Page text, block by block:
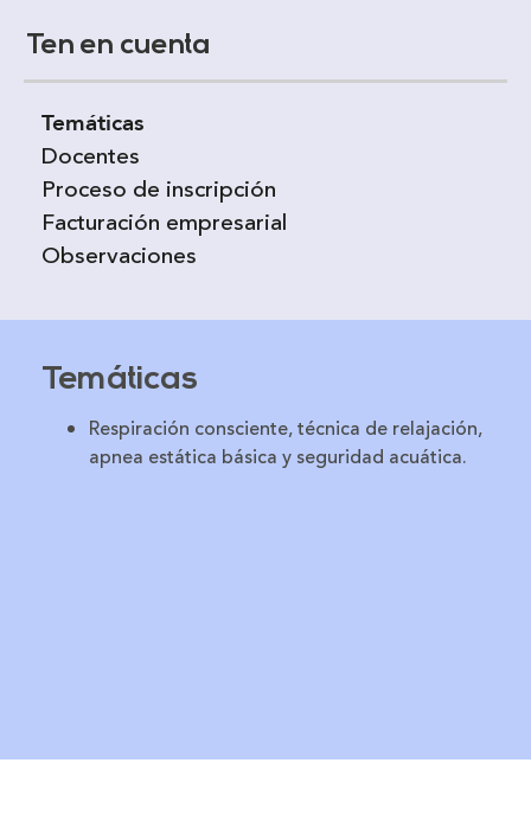
Ten en cuenta
Temáticas
Docentes
Proceso de inscripción
Facturación empresarial
Observaciones
Temáticas
Respiración consciente, técnica de relajación,
apnea estática básica y seguridad acuática.